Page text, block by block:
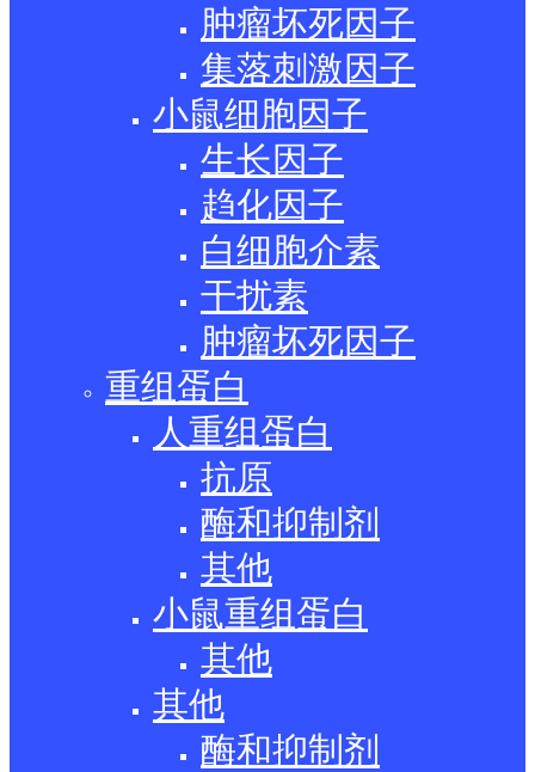
肿瘤坏死因子
集落刺激因子
小鼠细胞因子
生长因子
趋化因子
白细胞介素
干扰素
肿瘤坏死因子
重组蛋白
人重组蛋白
抗原
酶和抑制剂
其他
小鼠重组蛋白
其他
其他
酶和抑制剂